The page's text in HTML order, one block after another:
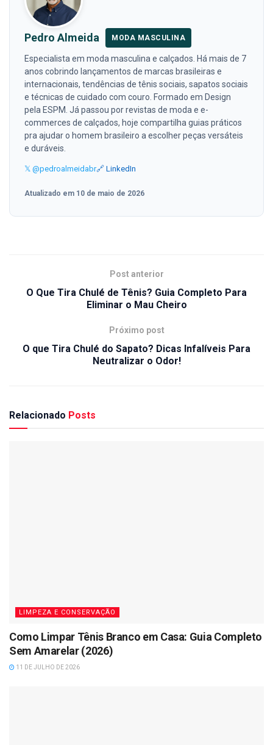
Pedro Almeida MODA MASCULINA
Especialista em moda masculina e calçados. Há mais de 7
anos cobrindo lançamentos de marcas brasileiras e
internacionais, tendências de tênis sociais, sapatos sociais
e técnicas de cuidado com couro. Formado em Design
pela ESPM. Já passou por revistas de moda e e-
commerces de calçados, hoje compartilha guias práticos
pra ajudar o homem brasileiro a escolher peças versáteis
e duráveis.
𝕏 @pedroalmeidabr🔗 LinkedIn
Atualizado em 10 de maio de 2026
Post anterior
O Que Tira Chulé de Tênis? Guia Completo Para
Eliminar o Mau Cheiro
Próximo post
O que Tira Chulé do Sapato? Dicas Infalíveis Para
Neutralizar o Odor!
Relacionado Posts
LIMPEZA E CONSERVAÇÃO
Como Limpar Tênis Branco em Casa: Guia Completo
Sem Amarelar (2026)
11 DE JULHO DE 2026